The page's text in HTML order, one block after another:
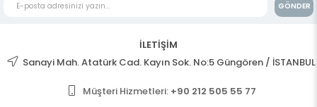
GÖNDER
İLETİŞİM
Sanayi Mah. Atatürk Cad. Kayın Sok. No:5 Güngören / İSTANBUL
Müşteri Hizmetleri: +90 212 505 55 77